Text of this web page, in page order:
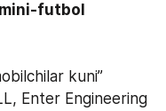
futbol
kuni”
Enter Engineering